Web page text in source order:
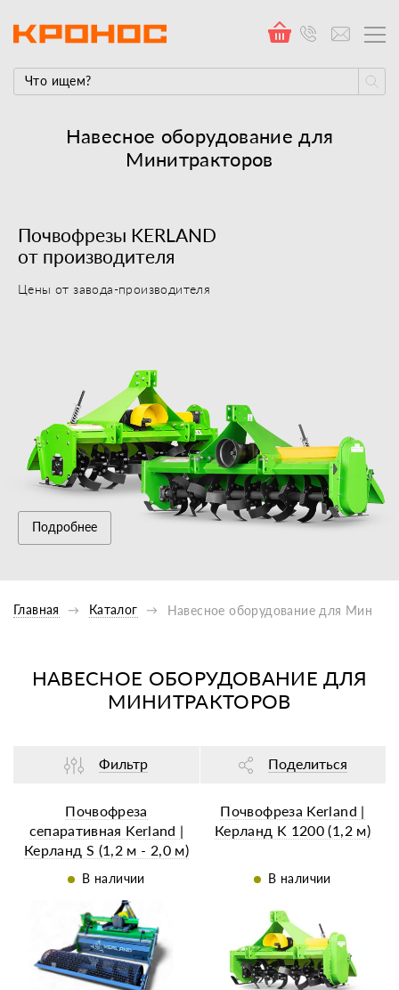
Навесное оборудование для
Минитракторов
Почвофрезы KERLAND
от производителя
Цены от завода-производителя
Подробнее
Главная Каталог Навесное оборудование для
НАВЕСНОЕ ОБОРУДОВАНИЕ ДЛЯ
МИНИТРАКТОРОВ
Фильтр Поделиться
Почвофреза
сепаративная Kerland |
Керланд S (1,2 м - 2,0 м)
В наличии
Почвофреза Kerland |
Керланд K 1200 (1,2 м)
В наличии